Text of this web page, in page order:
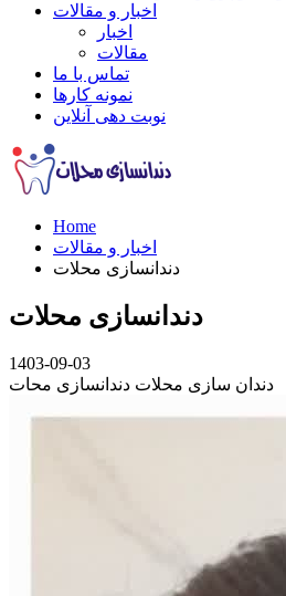
اخبار و مقالات
اخبار
مقالات
تماس با ما
نمونه کارها
نوبت دهی آنلاین
Home
اخبار و مقالات
دندانسازی محلات
دندانسازی محلات
1403-09-03
دندان سازی محلات دندانسازی محات